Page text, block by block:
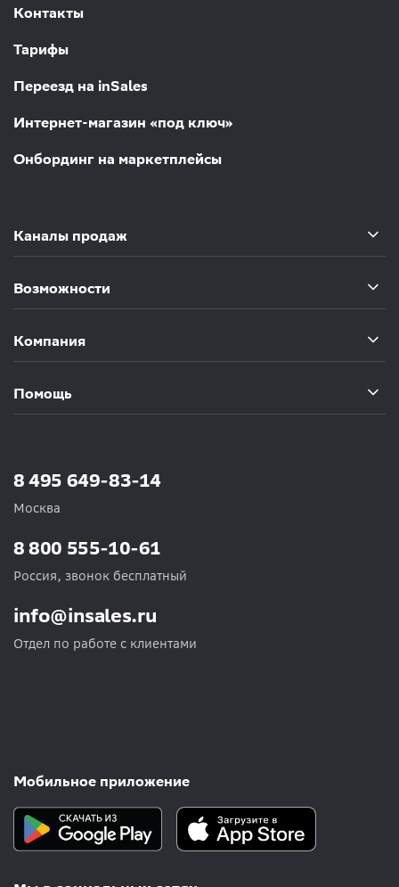
Контакты
Тарифы
Переезд на inSales
Интернет-магазин «под ключ»
Онбординг на маркетплейсы
Каналы продаж
Возможности
Компания
Помощь
8 495 649-83-14
Москва
info@insales.ru
Отдел по работе с клиентами
8 800 555-10-61
Россия, звонок бесплатный
Мобильное приложение